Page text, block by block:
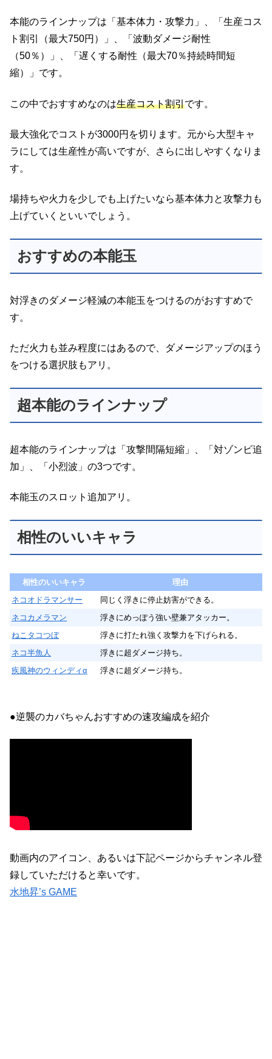
本能のラインナップは「基本体力・攻撃力」、「生産コス
ト割引（最大750円）」、「波動ダメージ耐性
（50％）」、「遅くする耐性（最大70％持続時間短
縮）」です。
この中でおすすめなのは生産コスト割引です。
最大強化でコストが3000円を切ります。元から大型キャ
ラにしては生産性が高いですが、さらに出しやすくなりま
す。
場持ちや火力を少しでも上げたいなら基本体力と攻撃力も
上げていくといいでしょう。
おすすめの本能玉
対浮きのダメージ軽減の本能玉をつけるのがおすすめで
す。
ただ火力も並み程度にはあるので、ダメージアップのほう
をつける選択肢もアリ。
超本能のラインナップ
超本能のラインナップは「攻撃間隔短縮」、「対ゾンビ追
加」、「小烈波」の3つです。
本能玉のスロット追加アリ。
相性のいいキャラ
相性のいいキャラ
理由
ネコオドラマンサー
同じく浮きに停止妨害ができる。
ネコカメラマン
浮きにめっぽう強い壁兼アタッカー。
ねこタコつぼ
浮きに打たれ強く攻撃力を下げられる。
ネコ半魚人
浮きに超ダメージ持ち。
疾風神のウィンディα
浮きに超ダメージ持ち。
●逆襲のカバちゃんおすすめの速攻編成を紹介
動画内のアイコン、あるいは下記ページからチャンネル登
録していただけると幸いです。
水地昇’s GAME